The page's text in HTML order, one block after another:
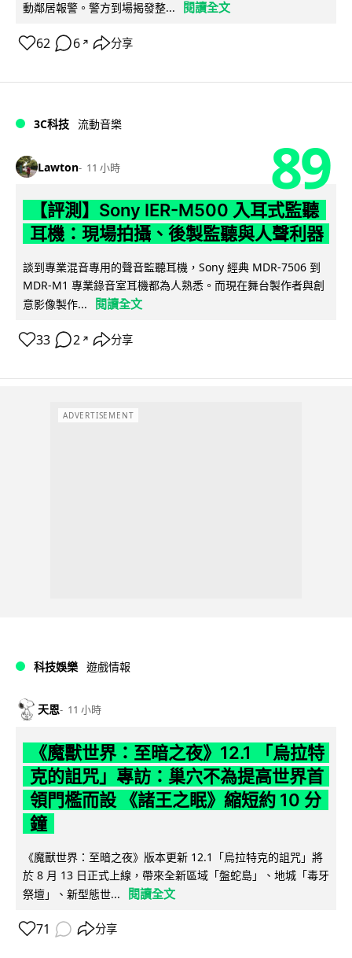
動鄰居報警。警方到場揭發整... 閱讀全文
62 6 ↗ 分享
3C科技 流動音樂
Lawton 11 小時 89
【評測】Sony IER-M500 入耳式監聽
耳機：現場拍攝、後製監聽與人聲利器
談到專業混音專用的聲音監聽耳機，Sony 經典 MDR-7506 到
MDR-M1 專業錄音室耳機都為人熟悉。而現在舞台製作者與創
意影像製作...
閱讀全文
33 2 ↗ 分享
ADVERTISEMENT
科技娛樂 遊戲情報
天恩 11 小時
《魔獸世界：至暗之夜》12.1 「烏拉特
克的詛咒」專訪：巢穴不為提高世界首
領門檻而設 《諸王之眠》縮短約 10 分
鐘
《魔獸世界：至暗之夜》版本更新 12.1「烏拉特克的詛咒」將
於 8 月 13 日正式上線，帶來全新區域「盤蛇島」、地城「毒牙
祭壇」、新型態世...
閱讀全文
71 分享